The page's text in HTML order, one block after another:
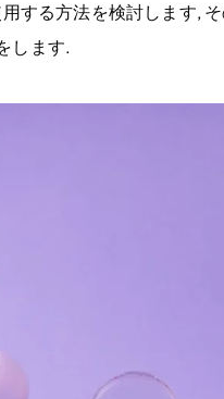
する方法を検討します,
します.